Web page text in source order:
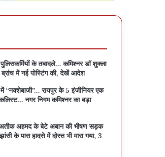
के तबादले… कमिश्नर डॉ शुक्ला
ब्रांच में नई पोस्टिंग की, देखें आदेश
“नक्शेबाजी”… रायपुर के 5 इंजीनियर एक
नगर निगम कमिश्नर का बड़ा
अतीक अहमद के बेटे अबान की भीषण सड़क
के पास हादसे में दोस्त भी मारा गया, 3